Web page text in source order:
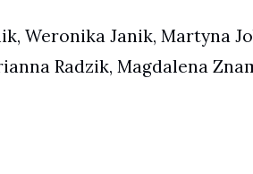
Weronika Janik, Martyna
Radzik, Magdalena